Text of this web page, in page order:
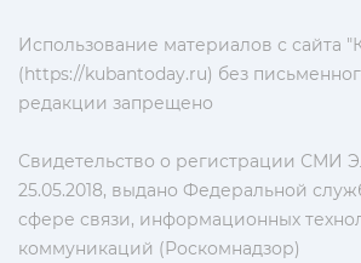
Использование материалов с сайта
(https://kubantoday.ru) без
редакции запрещено
Свидетельство о регистрации СМИ
25.05.2018, выдано Федеральной
сфере связи, информационных
коммуникаций (Роскомнадзор)